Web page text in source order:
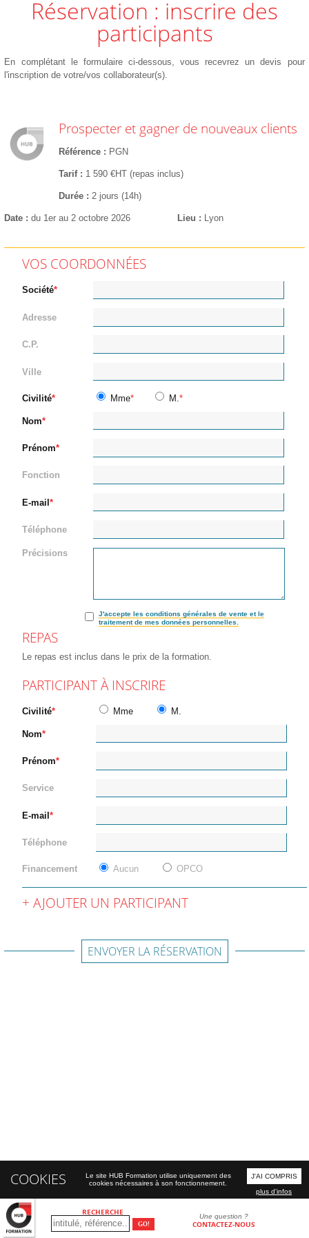
RECHERCHE Une question ?
CONTACTEZ-NOUS
Réservation : inscrire des
participants
En complétant le formulaire ci-dessous, vous recevrez un devis pour
l'inscription de votre/vos collaborateur(s).
Prospecter et gagner de nouveaux clients
Référence PGN
Tarif 1 590 €HT (repas inclus)
Durée 2 jours (14h)
Date du 1er au 2 octobre 2026 Lieu Lyon
VOS COORDONNÉES
Société
Adresse
C.P.
Ville
Civilité Mme M.
Nom
Prénom
Fonction
E-mail
Téléphone
Précisions
J'accepte les conditions générales de vente et le
traitement de mes données personnelles.
REPAS
Le repas est inclus dans le prix de la formation.
PARTICIPANT À INSCRIRE
Civilité Mme M.
Nom
Prénom
Service
E-mail
Téléphone
Financement Aucun OPCO
AJOUTER UN PARTICIPANT
ENVOYER LA RÉSERVATION
COOKIES
Le site HUB Formation utilise uniquement des
cookies nécessaires à son fonctionnement.
J'AI COMPRIS
plus d'infos